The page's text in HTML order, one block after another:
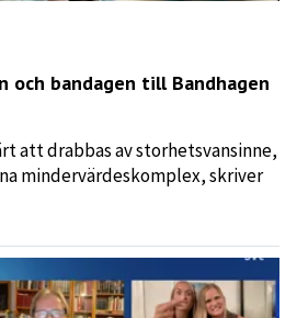
och bandagen till Bandhagen
att drabbas av storhetsvansinne,
mindervärdeskomplex, skriver